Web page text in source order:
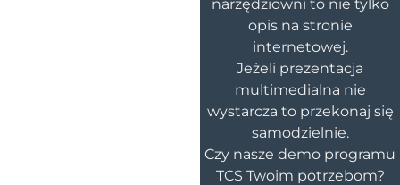
narzędziowni to nie tylko
opis na stronie
internetowej.
Jeżeli prezentacja
multimedialna nie
wystarcza to przekonaj się
samodzielnie.
Czy nasze demo programu
TCS Twoim potrzebom?